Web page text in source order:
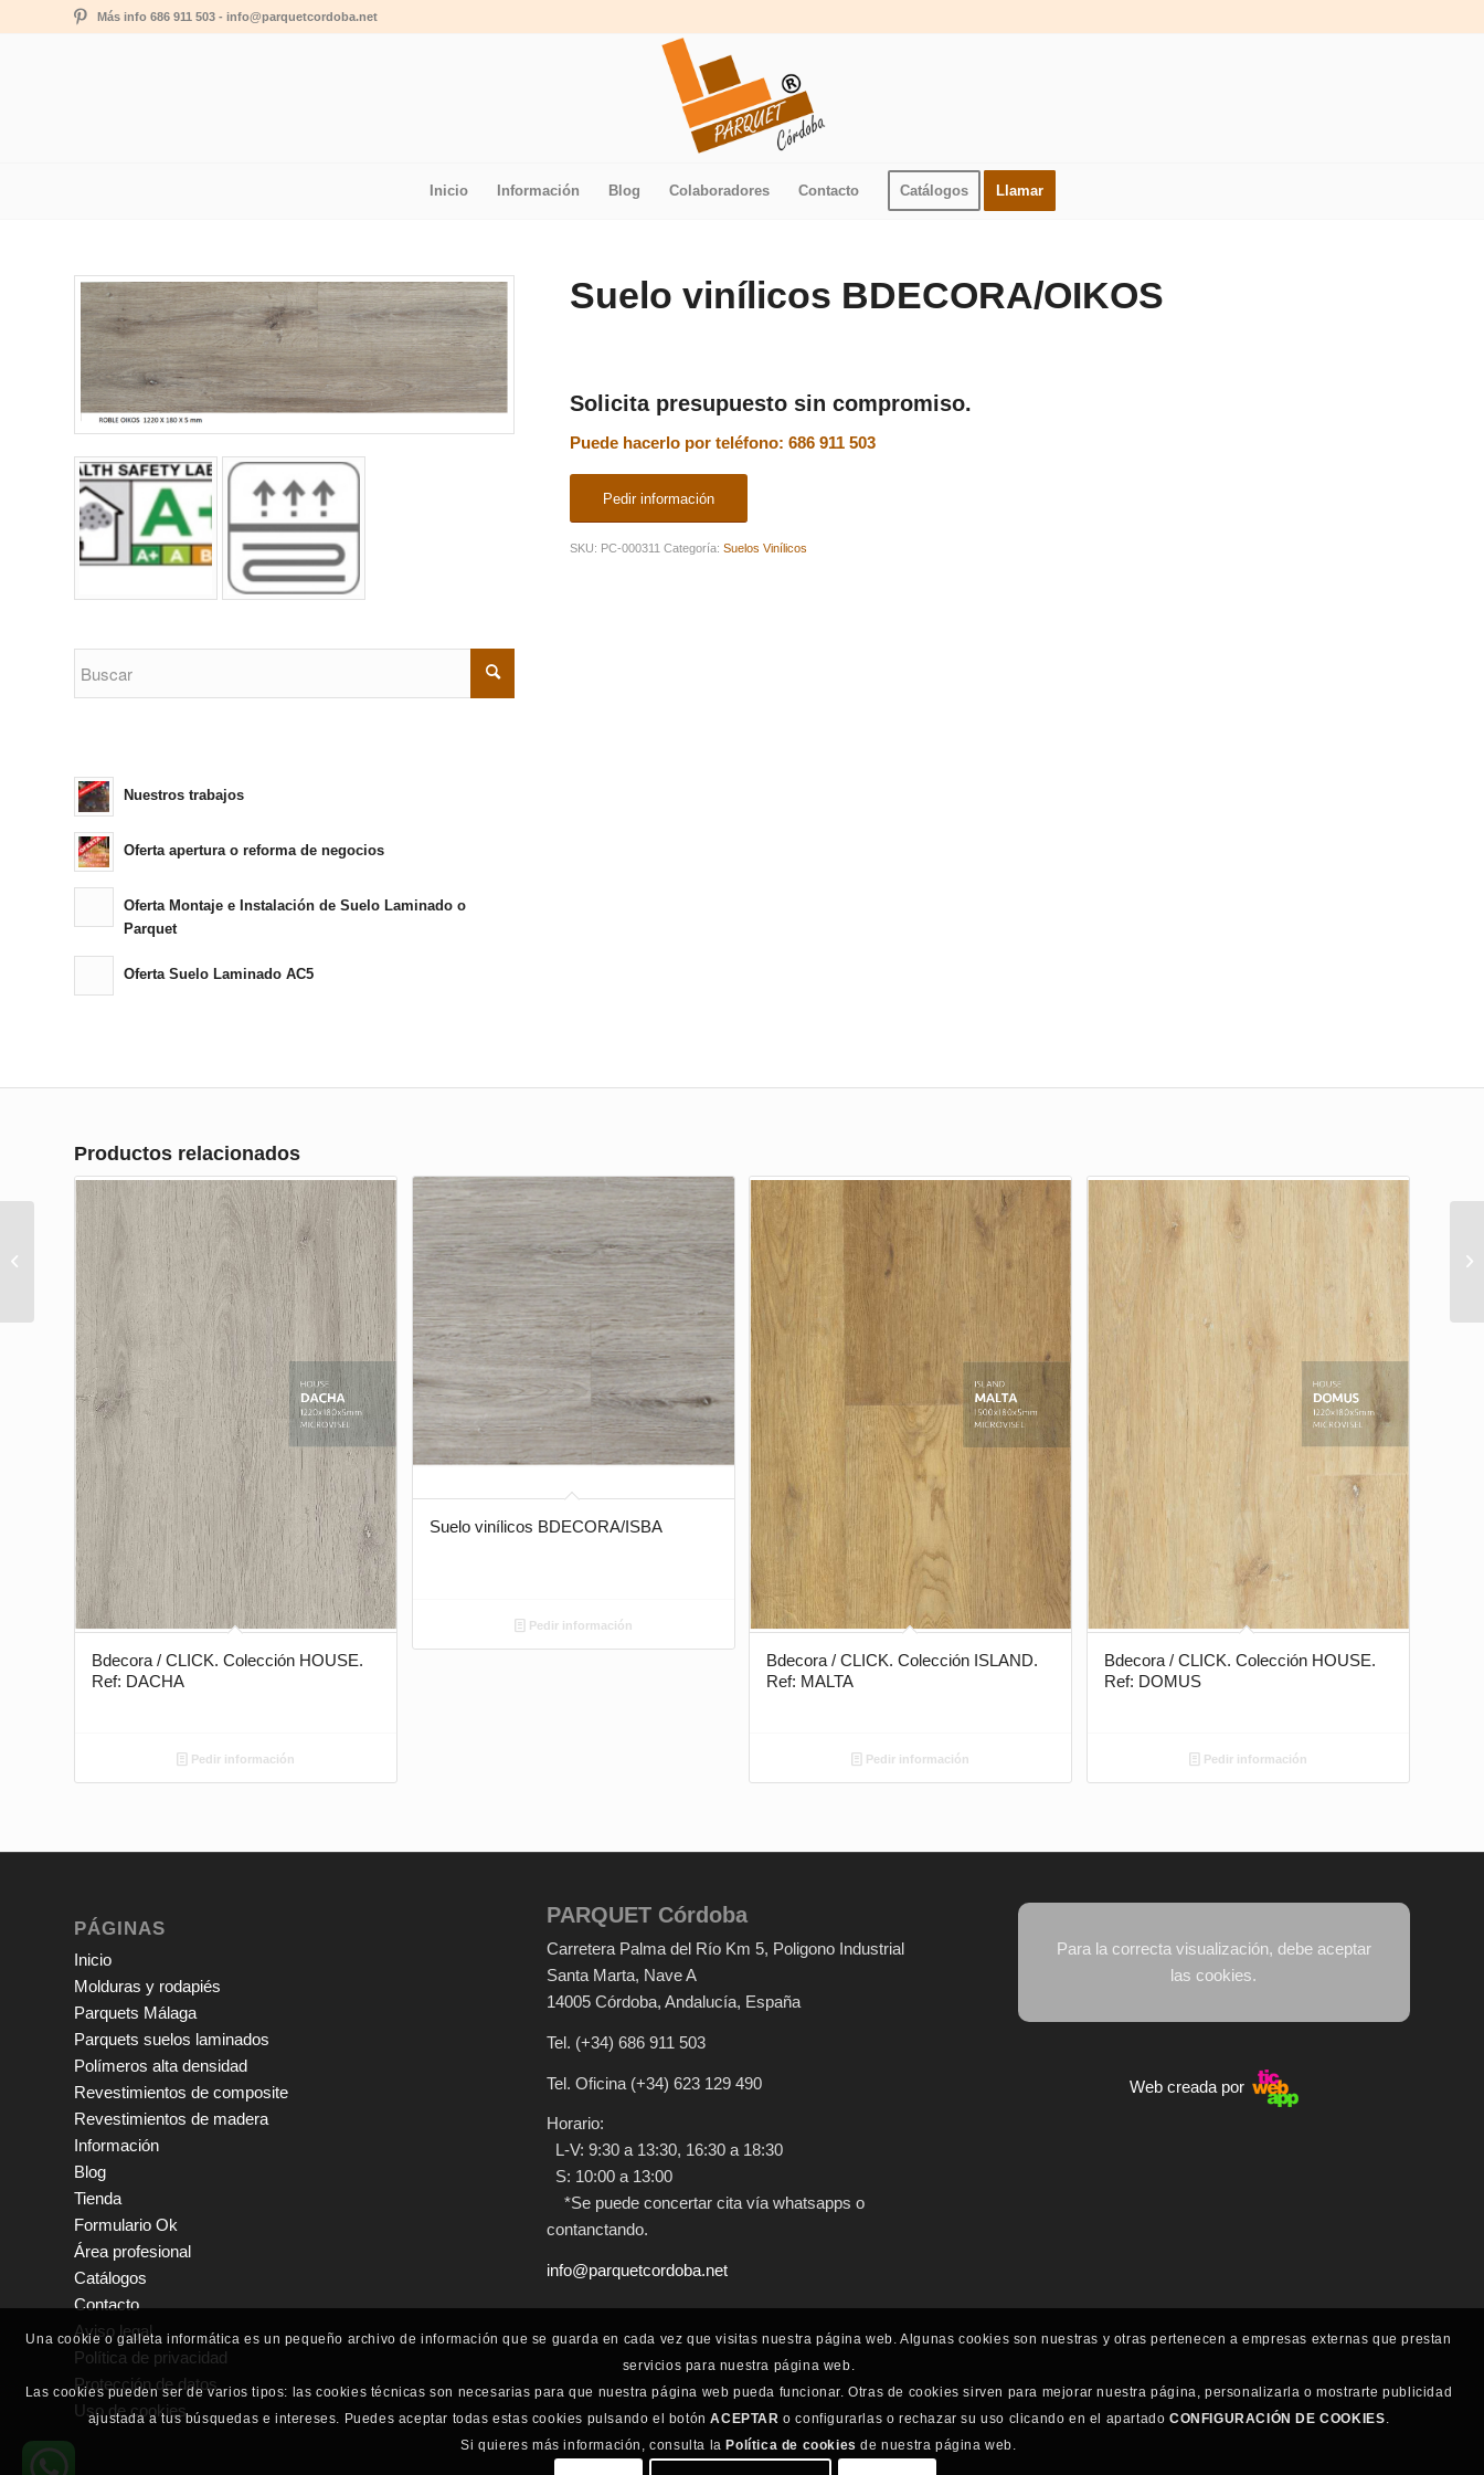
Más info 686 911 503 - info@parquetcordoba.net
Inicio Información Blog Colaboradores Contacto Catálogos Llamar
Nuestros trabajos
Oferta apertura o reforma de negocios
Oferta Montaje e Instalación de Suelo Laminado o
Parquet
Oferta Suelo Laminado AC5
Suelo vinílicos BDECORA/OIKOS
Solicita presupuesto sin compromiso.
Puede hacerlo por teléfono: 686 911 503
Pedir información
SKU: PC-000311 Categoría:Suelos Vinílicos
Productos relacionados
Bdecora / CLICK. Colección HOUSE.
Ref: DACHA
Pedir información
Suelo vinílicos BDECORA/ISBA
Pedir información
Bdecora / CLICK. Colección ISLAND.
Ref: MALTA
Pedir información
Bdecora / CLICK. Colección HOUSE.
Ref: DOMUS
Pedir información
PÁGINAS
Inicio
Molduras y rodapiés
Parquets Málaga
Parquets suelos laminados
Polímeros alta densidad
Revestimientos de composite
Revestimientos de madera
Información
Blog
Tienda
Formulario Ok
Área profesional
Catálogos
Contacto
Aviso legal
Política de privacidad
Protección de datos
Uso de cookies
PARQUET Córdoba
Carretera Palma del Río Km 5, Poligono Industrial
Santa Marta, Nave A
14005 Córdoba, Andalucía, España
Tel. (+34) 686 911 503
Tel. Oficina (+34) 623 129 490
Horario:
L-V: 9:30 a 13:30, 16:30 a 18:30
S: 10:00 a 13:00
*Se puede concertar cita vía whatsapps o
contanctando.
info@parquetcordoba.net
Para la correcta visualización, debe aceptar
las cookies.
Web creada por
Suelo vinílicos
BDECORA/IBIZAGRANDE
Una cookie o galleta informática es un pequeño archivo de información que se guarda en cada vez que visitas nuestra página web. Algunas cookies son nuestras y otras pertenecen a empresas externas que prestan
servicios para nuestra página web.
Las cookies pueden ser de varios tipos: las cookies técnicas son necesarias para que nuestra página web pueda funcionar. Otras de cookies sirven para mejorar nuestra página, personalizarla o mostrarte publicidad
ajustada a tus búsquedas e intereses. Puedes aceptar todas estas cookies pulsando el botónACEPTAR o configurarlas o rechazar su uso clicando en el apartadoCONFIGURACIÓN DE COOKIES.
Si quieres más información, consulta la Política de cookies de nuestra página web.